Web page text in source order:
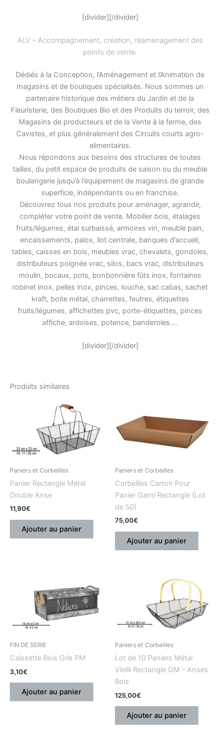
[divider][/divider]
ALV – Accompagnement, création, réaménagement des
points de vente.
Dédiés à la Conception, l’Aménagement et l’Animation de
magasins et de boutiques spécialisés. Nous sommes un
partenaire historique des métiers du Jardin et de la
Fleuristerie, des Boutiques Bio et des Produits du terroir, des
Magasins de producteurs et de la Vente à la ferme, des
Cavistes, et plus généralement des Circuits courts agro-
alimentaires.
Nous répondons aux besoins des structures de toutes
tailles, du petit espace de produits de saison ou du meuble
boulangerie jusqu’à l’équipement de magasins de grande
superficie, indépendants ou en franchise.
Découvrez tous nos produits pour aménager, agrandir,
compléter votre point de vente. Mobilier bois, étalages
fruits/légumes, étal surbaissé, armoires vin, meuble pain,
encaissements, palox, ilot centrale, banques d’accueil,
tables, caisses en bois, meubles vrac, chevalets, gondoles,
distributeurs poignée vrac, silos, bacs vrac, distributeurs
moulin, bocaux, pots, bonbonnière fûts inox, fontaines
robinet inox, pelles inox, pinces, louche, sac cabas, sachet
kraft, boite métal, charrettes, feutres, étiquettes
fruits/légumes, affichettes pvc, porte-étiquettes, pinces
affiche, ardoises, potence, banderoles….
[divider][/divider]
Produits similaires
Paniers et Corbeilles
Panier Rectangle Métal
Double Anse
11,90€
Ajouter au panier
Paniers et Corbeilles
Corbeilles Carton Pour
Panier Garni Rectangle (Lot
de 50)
75,00€
Ajouter au panier
FIN DE SERIE
Caissette Bois Gris PM
3,10€
Ajouter au panier
Paniers et Corbeilles
Lot de 10 Paniers Métal
Vieilli Rectangle GM – Anses
Bois
125,00€
Ajouter au panier